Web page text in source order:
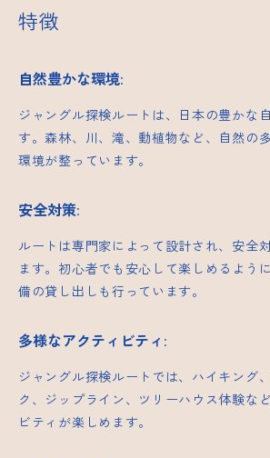
特徴
自然豊かな環境:
ジャングル探検ルートは、日本の豊かな
す。森林、川、滝、動植物など、自然の
環境が整っています。
安全対策:
ルートは専門家によって設計され、安全
ます。初心者でも安心して楽しめるよう
備の貸し出しも行っています。
多様なアクティビティ :
ジャングル探検ルートでは、ハイキング
ク、ジップライン、ツリーハウス体験な
ビティが楽しめます。